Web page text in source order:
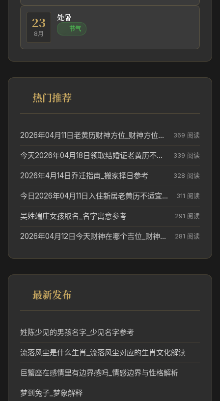
23
8月
处暑
节气
热门推荐
2026年04月11日老黄历财神方位_财神方位与供奉讲究 369 阅读
今天2026年04月18日领取结婚证老黄历不适合吗_领证日期参考 339 阅读
2026年4月14日乔迁指南_搬家择日参考 328 阅读
今日2026年04月11日入住新居老黄历不适宜吗_搬家择日参考 311 阅读
吴姓端庄女孩取名_名字寓意参考 291 阅读
2026年04月12日今天财神在哪个吉位_财神方位参考 281 阅读
最新发布
姓陈少见的男孩名字_少见名字参考
流落风尘是什么生肖_流落风尘对应的生肖文化解读
巨蟹座在感情里有边界感吗_情感边界与性格解析
梦到兔子_梦象解释